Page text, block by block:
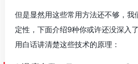
但是显然用这些常用方法还不够，我
定性，下面介绍9种你或许还没深入
用白话讲清楚这些技术的原理：